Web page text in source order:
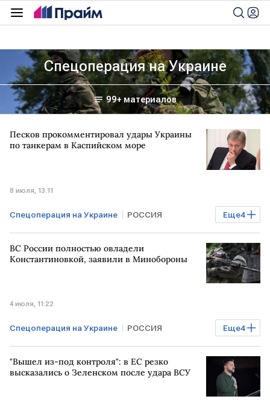
Спецоперация на Украине
99+ материалов
Песков прокомментировал удары Украины
по танкерам в Каспийском море
8 июля, 13:11
Еще4
Спецоперация на Украине РОССИЯ
Каспийское море РФ УКРАИНА
Дмитрий Песков
ВС России полностью овладели
Константиновкой, заявили в Минобороны
4 июля, 11:22
Еще4
Спецоперация на Украине РОССИЯ
Общество Константиновка ВС РФ ВСУ
"Вышел из-под контроля": в ЕС резко
высказались о Зеленском после удара ВСУ